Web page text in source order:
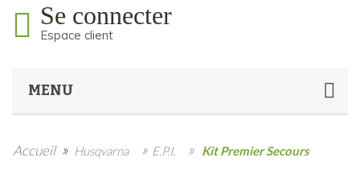
Se connecter
Espace client
MENU
Accueil » Husqvarna » E.P.I. » Kit Premier Secours